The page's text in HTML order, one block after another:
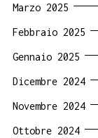
Marzo 2025
Febbraio 2025
Gennaio 2025
Dicembre 2024
Novembre 2024
Ottobre 2024